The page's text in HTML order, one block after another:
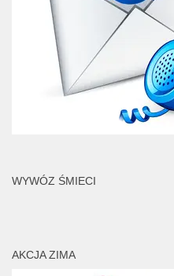
WYWÓZ ŚMIECI
AKCJA ZIMA